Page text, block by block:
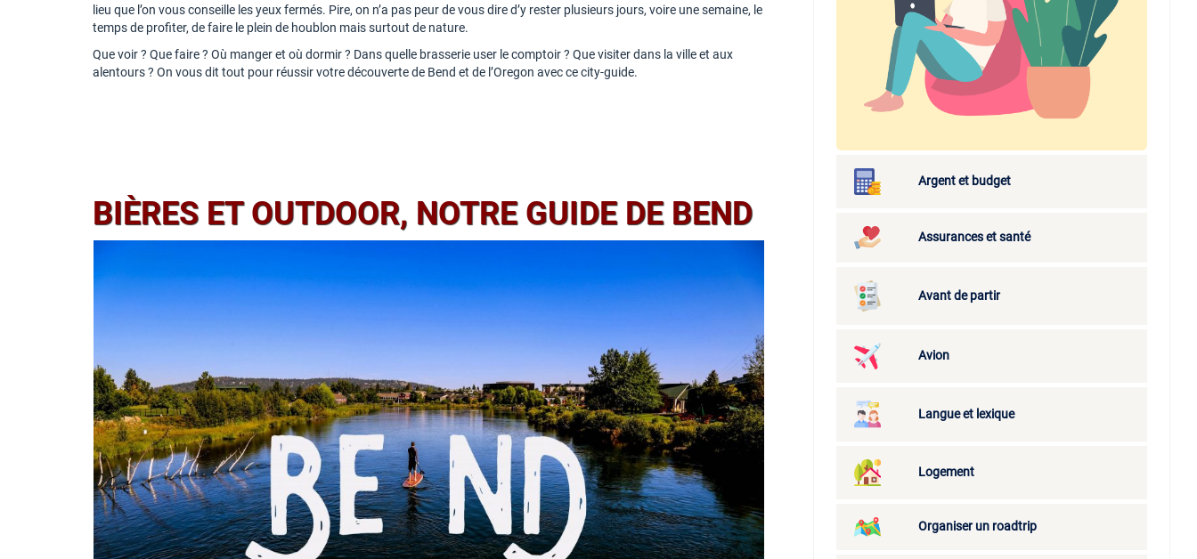
lieu que l’on vous conseille les yeux fermés. Pire, on n’a pas peur de vous dire d’y rester plusieurs jours, voire une semaine, le
temps de profiter, de faire le plein de houblon mais surtout de nature.
Que voir ? Que faire ? Où manger et où dormir ? Dans quelle brasserie user le comptoir ? Que visiter dans la ville et aux
alentours ? On vous dit tout pour réussir votre découverte de Bend et de l’Oregon avec ce city-guide.
BIÈRES ET OUTDOOR, NOTRE GUIDE DE BEND
Argent et budget
Assurances et santé
Avant de partir
Avion
Langue et lexique
Logement
Organiser un roadtrip